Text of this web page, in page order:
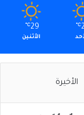
℃
29
℃
الأثنين
الأخيرة